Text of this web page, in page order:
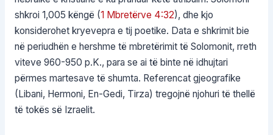
shkroi 1,005 këngë (1 Mbretërve 4:32), dhe kjo
konsiderohet kryevepra e tij poetike. Data e shkrimit bie
në periudhën e hershme të mbretërimit të Solomonit, rreth
viteve 960-950 p.K., para se ai të binte në idhujtari
përmes martesave të shumta. Referencat gjeografike
(Libani, Hermoni, En-Gedi, Tirza) tregojnë njohuri të thellë
të tokës së Izraelit.